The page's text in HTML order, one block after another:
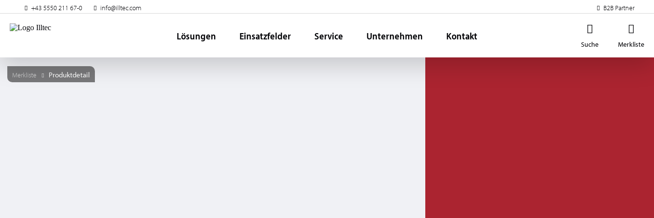
+43 5550 211 67-0 info@illtec.com B2B Partner
Lösungen Einsatzfelder Service Unternehmen Kontakt
Merkliste Produktdetail